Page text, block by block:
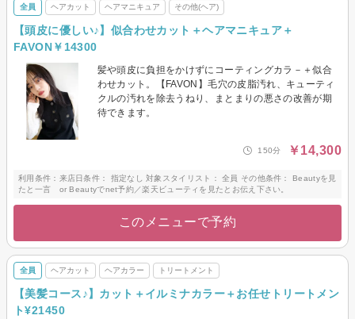
全員 ヘアカット ヘアマニキュア その他(ヘア)
【頭皮に優しい♪】似合わせカット＋ヘアマニキュア＋
FAVON￥14300
髪や頭皮に負担をかけずにコーティングカラ－＋似合
わせカット。【FAVON】毛穴の皮脂汚れ、キューティ
クルの汚れを除去うねり、まとまりの悪さの改善が期
待できます。
150分 ￥14,300
利用条件：来店日条件： 指定なし 対象スタイリスト： 全員 その他条件： Beautyを見
たと一言 or Beautyでnet予約／楽天ビューティを見たとお伝え下さい。
このメニューで予約
全員 ヘアカット ヘアカラー トリートメント
【美髪コース♪】カット＋イルミナカラー＋お任せトリートメン
ト¥21450